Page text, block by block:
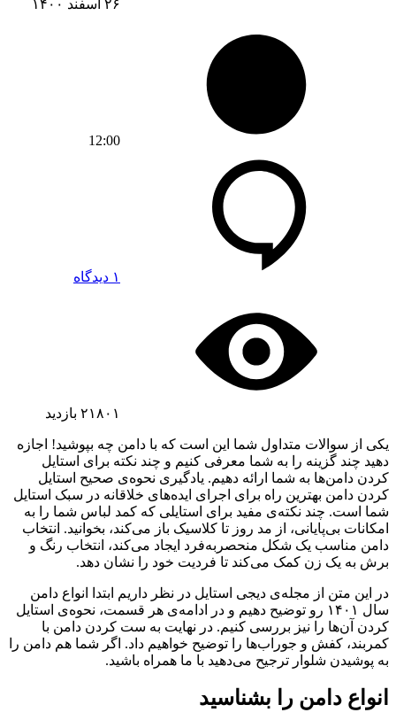
۲۶ اسفند ۱۴۰۰
12:00
۱ دیدگاه
۲۱۸۰۱ بازدید
یکی از سوالات متداول شما این است که با دامن چه بپوشید! اجازه
دهید چند گزینه را به شما معرفی کنیم و چند نکته برای استایل
کردن دامن‌­ها به شما ارائه دهیم. یادگیری نحوه‌ی صحیح استایل
کردن دامن بهترین راه برای اجرای ایده­‌های خلاقانه در سبک استایل
شما است. چند نکته‌ی مفید برای استایلی که کمد لباس شما را به
امکانات بی‌پایانی، از مد روز تا کلاسیک باز می‌کند، بخوانید. انتخاب
دامن مناسب یک شکل منحصربه‌فرد ایجاد می‌کند، انتخاب رنگ و
برش به یک زن کمک می‌کند تا فردیت خود را نشان دهد.
در این متن از مجله‌ی دیجی استایل در نظر داریم ابتدا انواع دامن
سال ۱۴۰۱ رو توضیح دهیم و در ادامه‌ی هر قسمت، نحوه‌ی استایل
کردن آن‌ها را نیز بررسی کنیم. در نهایت به ست کردن دامن با
کمربند، کفش و جوراب‌ها را توضیح خواهیم داد. اگر شما هم دامن را
به پوشیدن شلوار ترجیح می‌دهید با ما همراه باشید.
انواع دامن را بشناسید